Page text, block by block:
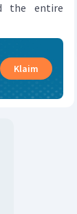
the entire
Klaim